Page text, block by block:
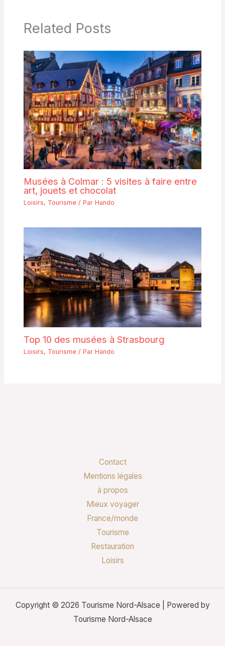
Related Posts
Musées à Colmar : 5 visites à faire entre
art, jouets et chocolat
Loisirs, Tourisme / ParHando
Top 10 des musées à Strasbourg
Loisirs, Tourisme / ParHando
Contact
Mentions légales
à propos
Mieux voyager
France/monde
Tourisme
Restauration
Loisirs
Copyright © 2026 Tourisme Nord-Alsace | Powered by
Tourisme Nord-Alsace